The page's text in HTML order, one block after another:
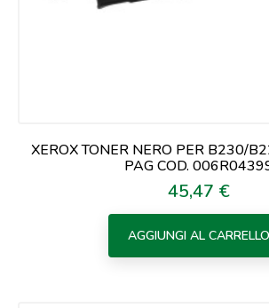
XEROX TONER NERO PER B230/
PAG COD.
Prezzo
45,47 €
AGGIUNGI AL CARRELLO